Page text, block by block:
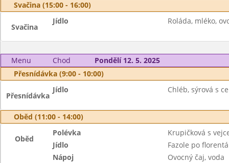
Svačina (15:00 - 16:00)
Svačina
Jídlo Roláda, mléko,
Menu Chod
Pondělí 12. 5. 2025
Přesnídávka (9:00 - 10:00)
Přesnídávka
Jídlo Chléb, sýrová s
Oběd (11:00 - 14:00)
Oběd
Polévka
Krupičková s
Jídlo
Fazole po
Nápoj
Ovocný čaj, voda